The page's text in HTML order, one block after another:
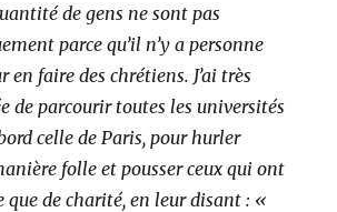
de gens ne sont pas
parce qu’il n’y a personne
en faire des chrétiens. J’ai très
de parcourir toutes les universités
celle de Paris, pour hurler
folle et pousser ceux qui ont
que de charité, en leur disant : «